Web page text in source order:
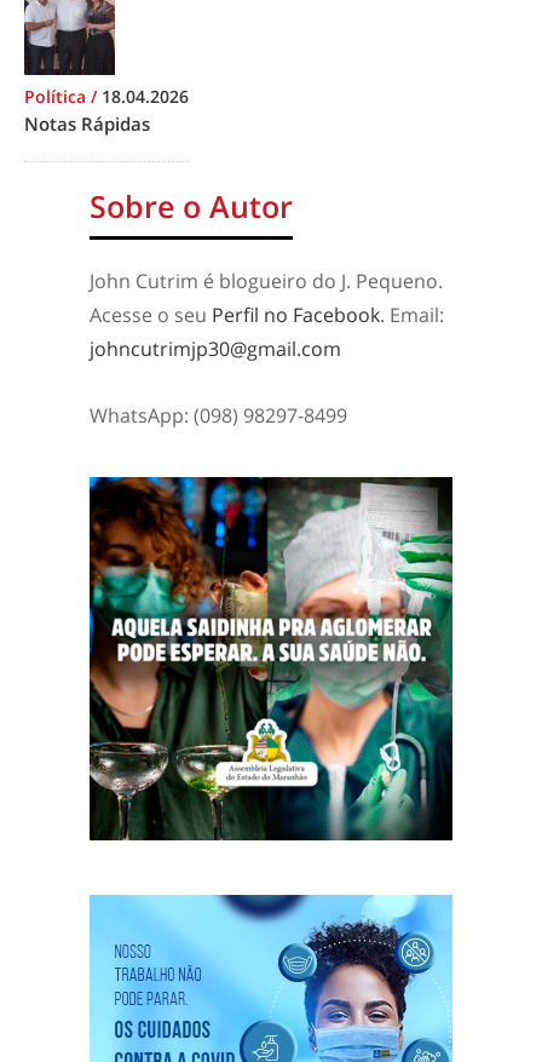
Política / 18.04.2026
Notas Rápidas
Sobre o Autor
John Cutrim é blogueiro do J. Pequeno.
Acesse o seu Perfil no Facebook. Email:
johncutrimjp30@gmail.com
WhatsApp: (098) 98297-8499